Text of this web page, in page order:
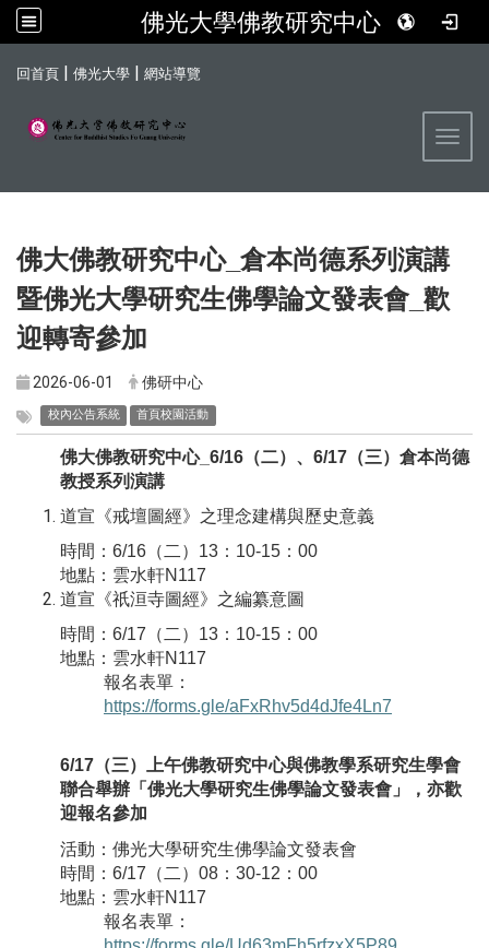
佛光大學佛教研究中心
回首頁 | 佛光大學 | 網站導覽
佛大佛教研究中心_ 倉本尚德系列演講
暨佛光大學研究生佛學論文發表會_ 歡
迎轉寄參加
2026-06-01 佛研中心
校內公告系統 首頁校園活動
佛大佛教研究中心_6/16 （二）、 6/17 （三）倉本尚德
教授系列演講
道宣《戒壇圖經》之理念建構與歷史意義
時間： 6/16 （二） 13 ： 10-15 ： 00
地點：雲水軒N117
道宣《祇洹寺圖經》之編纂意圖
時間： 6/17 （二） 13 ： 10-15 ： 00
地點：雲水軒N117
報名表單：
https://forms.gle/aFxRhv5d4dJfe4Ln7
6/17 （三）上午佛教研究中心與佛教學系研究生學會
聯合舉辦「佛光大學研究生佛學論文發表會」，亦歡
迎報名參加
活動：佛光大學研究生佛學論文發表會
時間： 6/17 （二） 08 ： 30-12 ： 00
地點：雲水軒N117
報名表單：